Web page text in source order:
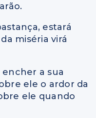
estará
miséria virá
a sua
ele o ardor da
ele quando